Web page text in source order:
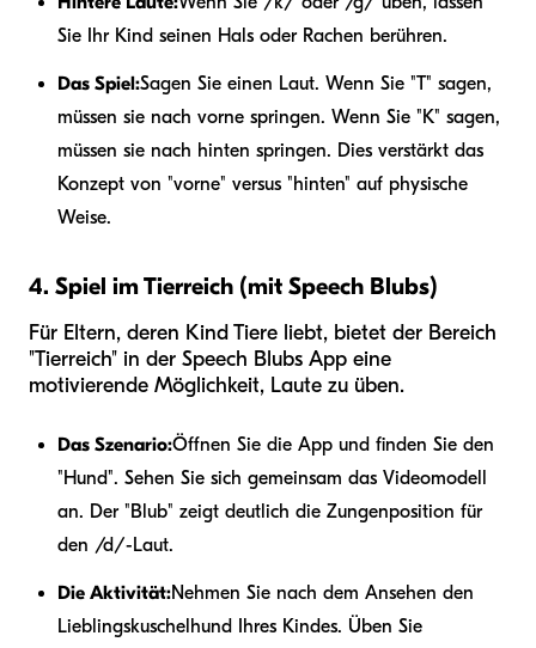
Sie Ihr Kind seinen Hals oder Rachen berühren.
Das Spiel:Sagen Sie einen Laut. Wenn Sie "T" sagen,
müssen sie nach vorne springen. Wenn Sie "K" sagen,
müssen sie nach hinten springen. Dies verstärkt das
Konzept von "vorne" versus "hinten" auf physische
Weise.
4. Spiel im Tierreich (mit Speech Blubs)
Für Eltern, deren Kind Tiere liebt, bietet der Bereich
"Tierreich" in der Speech Blubs App eine
motivierende Möglichkeit, Laute zu üben.
Das Szenario:Öffnen Sie die App und finden Sie den
"Hund". Sehen Sie sich gemeinsam das Videomodell
an. Der "Blub" zeigt deutlich die Zungenposition für
den /d/-Laut.
Die Aktivität:Nehmen Sie nach dem Ansehen den
Lieblingskuschelhund Ihres Kindes. Üben Sie